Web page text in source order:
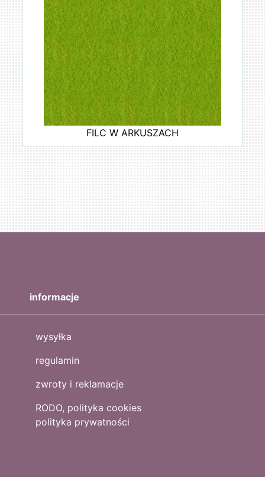
FILC W ARKUSZACH
informacje
wysyłka
regulamin
zwroty i reklamacje
RODO, polityka cookies
polityka prywatności